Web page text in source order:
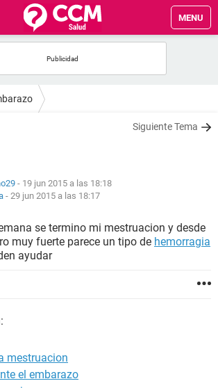
MENU
Siguiente Tema
- 19 jun 2015 a las 18:18
- 29 jun 2015 a las 18:17
se termino mi mestruacion y desde
muy fuerte parece un tipo de hemorragia
ayudar
mestruacion
el embarazo